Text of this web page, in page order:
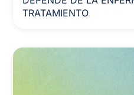
TRATAMIENTO